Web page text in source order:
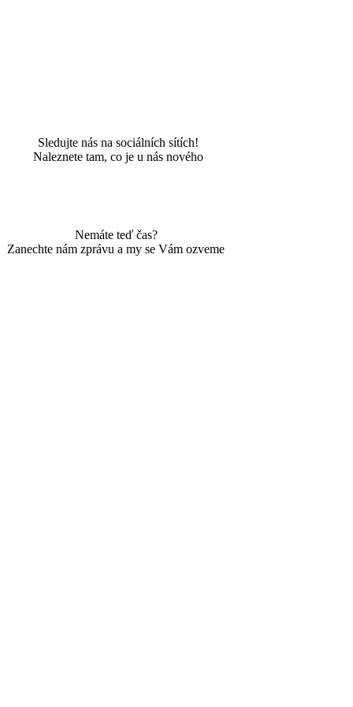
Sledujte nás na sociálních sítích!
Naleznete tam, co je u nás nového
Nemáte teď čas?
Zanechte nám zprávu a my se Vám ozveme